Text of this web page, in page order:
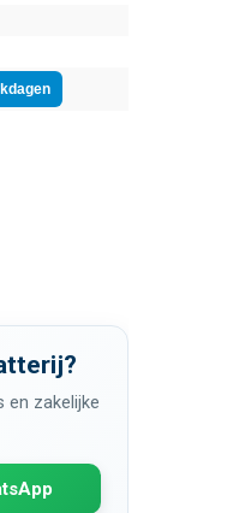
zakelijke